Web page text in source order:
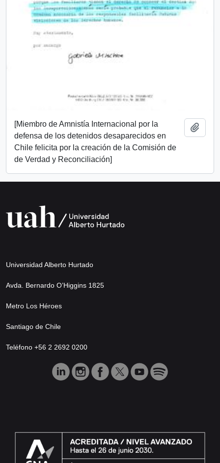
[Miembro de Amnistía Internacional por la
defensa de los detenidos desaparecidos en
Chile felicita por la creación de la Comisión de
de Verdad y Reconciliación]
Universidad Alberto Hurtado
Avda. Bernardo O’Higgins 1825
Metro Los Héroes
Santiago de Chile
Teléfono +56 2 2692 0200